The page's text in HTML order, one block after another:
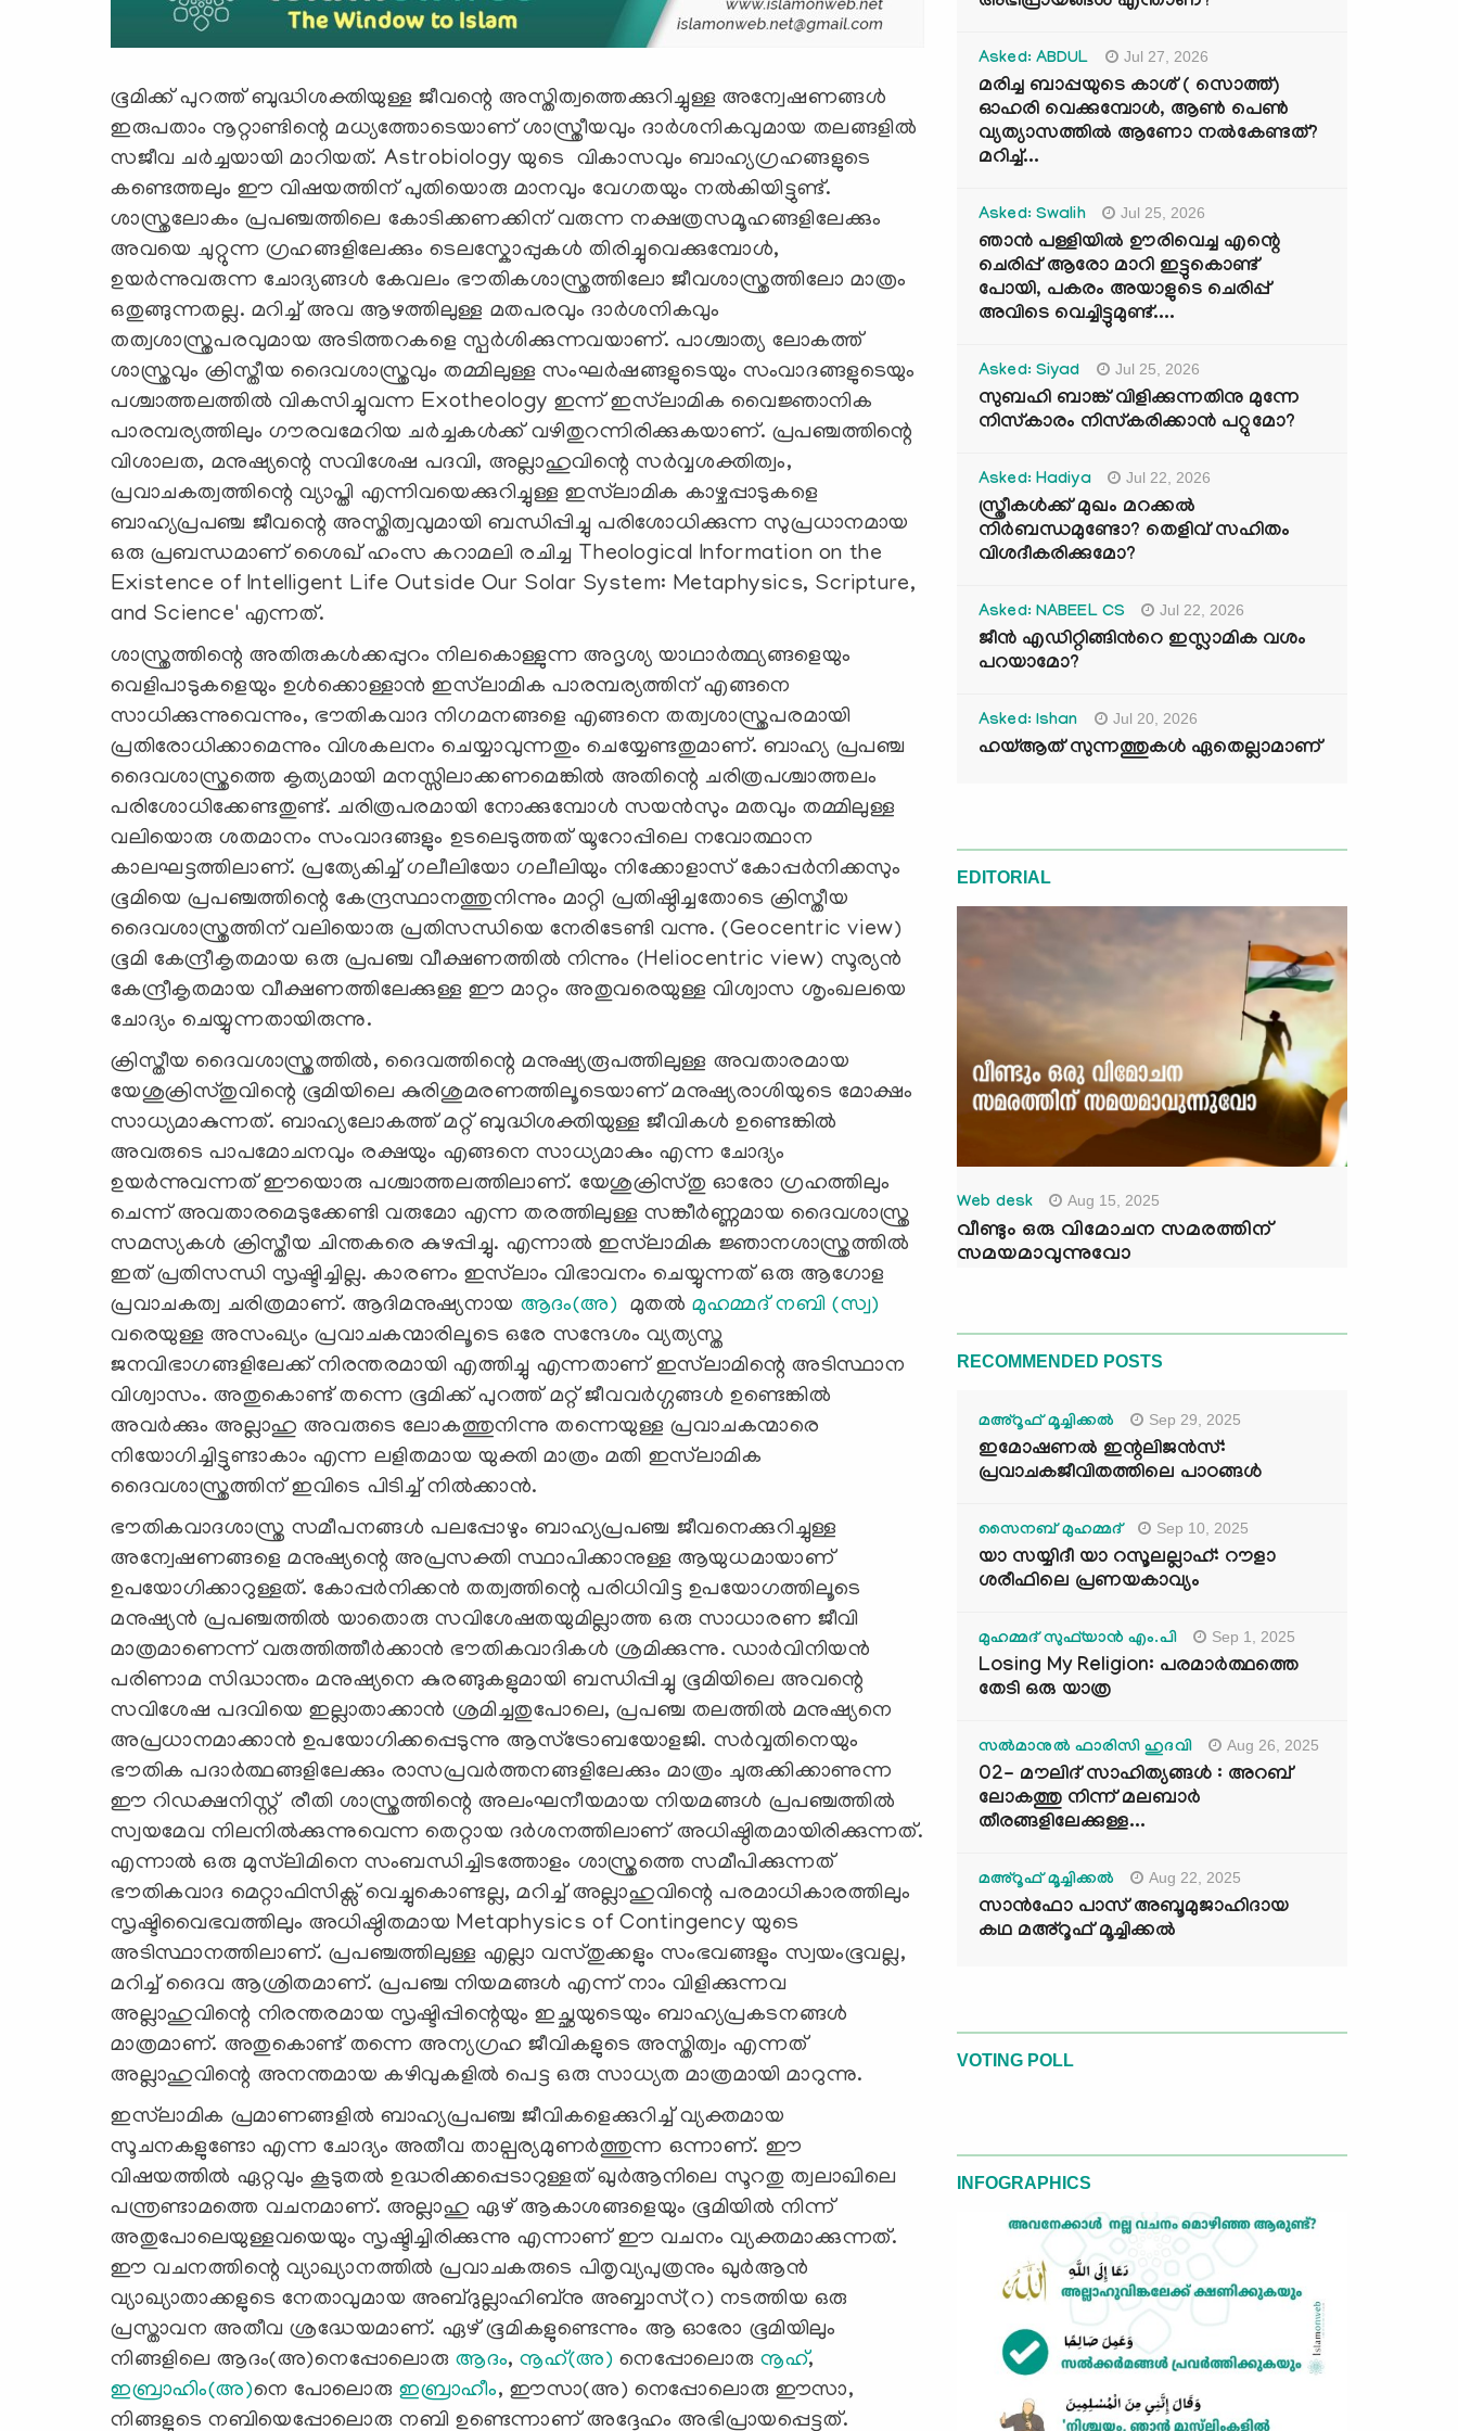
ഭൂമിക്ക് പുറത്ത് ബുദ്ധിശക്തിയുള്ള ജീവന്റെ അസ്തിത്വത്തെക്കുറിച്ചുള്ള അന്വേഷണങ്ങൾ
ഇരുപതാം നൂറ്റാണ്ടിന്റെ മധ്യത്തോടെയാണ് ശാസ്ത്രീയവും ദാർശനികവുമായ തലങ്ങളിൽ
സജീവ ചർച്ചയായി മാറിയത്. Astrobiology യുടെ വികാസവും ബാഹ്യഗ്രഹങ്ങളുടെ
കണ്ടെത്തലും ഈ വിഷയത്തിന് പുതിയൊരു മാനവും വേഗതയും നൽകിയിട്ടുണ്ട്.
ശാസ്ത്രലോകം പ്രപഞ്ചത്തിലെ കോടിക്കണക്കിന് വരുന്ന നക്ഷത്രസമൂഹങ്ങളിലേക്കും
അവയെ ചുറ്റുന്ന ഗ്രഹങ്ങളിലേക്കും ടെലസ്കോപ്പുകൾ തിരിച്ചുവെക്കുമ്പോൾ,
ഉയർന്നുവരുന്ന ചോദ്യങ്ങൾ കേവലം ഭൗതികശാസ്ത്രത്തിലോ ജീവശാസ്ത്രത്തിലോ മാത്രം
ഒതുങ്ങുന്നതല്ല. മറിച്ച് അവ ആഴത്തിലുള്ള മതപരവും ദാർശനികവും
തത്വശാസ്ത്രപരവുമായ അടിത്തറകളെ സ്പർശിക്കുന്നവയാണ്. പാശ്ചാത്യ ലോകത്ത്
ശാസ്ത്രവും ക്രിസ്തീയ ദൈവശാസ്ത്രവും തമ്മിലുള്ള സംഘർഷങ്ങളുടെയും സംവാദങ്ങളുടെയും
പശ്ചാത്തലത്തിൽ വികസിച്ചുവന്ന Exotheology ഇന്ന് ഇസ്‌ലാമിക വൈജ്ഞാനിക
പാരമ്പര്യത്തിലും ഗൗരവമേറിയ ചർച്ചകൾക്ക് വഴിതുറന്നിരിക്കുകയാണ്. പ്രപഞ്ചത്തിന്റെ
വിശാലത, മനുഷ്യന്റെ സവിശേഷ പദവി, അല്ലാഹുവിന്റെ സർവ്വശക്തിത്വം,
പ്രവാചകത്വത്തിന്റെ വ്യാപ്തി എന്നിവയെക്കുറിച്ചുള്ള ഇസ്‌ലാമിക കാഴ്ചപ്പാടുകളെ
ബാഹ്യപ്രപഞ്ച ജീവന്റെ അസ്തിത്വവുമായി ബന്ധിപ്പിച്ചു പരിശോധിക്കുന്ന സുപ്രധാനമായ
ഒരു പ്രബന്ധമാണ് ശൈഖ് ഹംസ കറാമലി രചിച്ച Theological Information on the
Existence of Intelligent Life Outside Our Solar System: Metaphysics, Scripture,
and Science' എന്നത്.
ശാസ്ത്രത്തിന്റെ അതിരുകൾക്കപ്പുറം നിലകൊള്ളുന്ന അദൃശ്യ യാഥാർത്ഥ്യങ്ങളെയും
വെളിപാടുകളെയും ഉൾക്കൊള്ളാൻ ഇസ്‌ലാമിക പാരമ്പര്യത്തിന് എങ്ങനെ
സാധിക്കുന്നുവെന്നും, ഭൗതികവാദ നിഗമനങ്ങളെ എങ്ങനെ തത്വശാസ്ത്രപരമായി
പ്രതിരോധിക്കാമെന്നും വിശകലനം ചെയ്യാവുന്നതും ചെയ്യേണ്ടതുമാണ്. ബാഹ്യ പ്രപഞ്ച
ദൈവശാസ്ത്രത്തെ കൃത്യമായി മനസ്സിലാക്കണമെങ്കിൽ അതിന്റെ ചരിത്രപശ്ചാത്തലം
പരിശോധിക്കേണ്ടതുണ്ട്. ചരിത്രപരമായി നോക്കുമ്പോൾ സയൻസും മതവും തമ്മിലുള്ള
വലിയൊരു ശതമാനം സംവാദങ്ങളും ഉടലെടുത്തത് യൂറോപ്പിലെ നവോത്ഥാന
കാലഘട്ടത്തിലാണ്. പ്രത്യേകിച്ച് ഗലീലിയോ ഗലീലിയും നിക്കോളാസ് കോപ്പർനിക്കസും
ഭൂമിയെ പ്രപഞ്ചത്തിന്റെ കേന്ദ്രസ്ഥാനത്തുനിന്നും മാറ്റി പ്രതിഷ്ഠിച്ചതോടെ ക്രിസ്തീയ
ദൈവശാസ്ത്രത്തിന് വലിയൊരു പ്രതിസന്ധിയെ നേരിടേണ്ടി വന്നു. (Geocentric view)
ഭൂമി കേന്ദ്രീകൃതമായ ഒരു പ്രപഞ്ച വീക്ഷണത്തിൽ നിന്നും (Heliocentric view) സൂര്യൻ
കേന്ദ്രീകൃതമായ വീക്ഷണത്തിലേക്കുള്ള ഈ മാറ്റം അതുവരെയുള്ള വിശ്വാസ ശൃംഖലയെ
ചോദ്യം ചെയ്യുന്നതായിരുന്നു.
ക്രിസ്തീയ ദൈവശാസ്ത്രത്തിൽ, ദൈവത്തിന്റെ മനുഷ്യരൂപത്തിലുള്ള അവതാരമായ
യേശുക്രിസ്തുവിന്റെ ഭൂമിയിലെ കുരിശുമരണത്തിലൂടെയാണ് മനുഷ്യരാശിയുടെ മോക്ഷം
സാധ്യമാകുന്നത്. ബാഹ്യലോകത്ത് മറ്റ് ബുദ്ധിശക്തിയുള്ള ജീവികൾ ഉണ്ടെങ്കിൽ
അവരുടെ പാപമോചനവും രക്ഷയും എങ്ങനെ സാധ്യമാകും എന്ന ചോദ്യം
ഉയർന്നുവന്നത് ഈയൊരു പശ്ചാത്തലത്തിലാണ്. യേശുക്രിസ്തു ഓരോ ഗ്രഹത്തിലും
ചെന്ന് അവതാരമെടുക്കേണ്ടി വരുമോ എന്ന തരത്തിലുള്ള സങ്കീർണ്ണമായ ദൈവശാസ്ത്ര
സമസ്യകൾ ക്രിസ്തീയ ചിന്തകരെ കുഴപ്പിച്ചു. എന്നാൽ ഇസ്‌ലാമിക ജ്ഞാനശാസ്ത്രത്തിൽ
ഇത് പ്രതിസന്ധി സൃഷ്ടിച്ചില്ല. കാരണം ഇസ്‌ലാം വിഭാവനം ചെയ്യുന്നത് ഒരു ആഗോള
പ്രവാചകത്വ ചരിത്രമാണ്. ആദിമനുഷ്യനായ ആദം(അ) മുതൽമുഹമ്മദ് നബി (സ്വ)
വരെയുള്ള അസംഖ്യം പ്രവാചകന്മാരിലൂടെ ഒരേ സന്ദേശം വ്യത്യസ്ത
ജനവിഭാഗങ്ങളിലേക്ക് നിരന്തരമായി എത്തിച്ചു എന്നതാണ് ഇസ്‌ലാമിന്റെ അടിസ്ഥാന
വിശ്വാസം. അതുകൊണ്ട് തന്നെ ഭൂമിക്ക് പുറത്ത് മറ്റ് ജീവവർഗ്ഗങ്ങൾ ഉണ്ടെങ്കിൽ
അവർക്കും അല്ലാഹു അവരുടെ ലോകത്തുനിന്നു തന്നെയുള്ള പ്രവാചകന്മാരെ
നിയോഗിച്ചിട്ടുണ്ടാകാം എന്ന ലളിതമായ യുക്തി മാത്രം മതി ഇസ്‌ലാമിക
ദൈവശാസ്ത്രത്തിന് ഇവിടെ പിടിച്ച് നില്‍ക്കാന്‍.
ഭൗതികവാദശാസ്ത്ര സമീപനങ്ങൾ പലപ്പോഴും ബാഹ്യപ്രപഞ്ച ജീവനെക്കുറിച്ചുള്ള
അന്വേഷണങ്ങളെ മനുഷ്യന്റെ അപ്രസക്തി സ്ഥാപിക്കാനുള്ള ആയുധമായാണ്
ഉപയോഗിക്കാറുള്ളത്. കോപ്പർനിക്കൻ തത്വത്തിന്റെ പരിധിവിട്ട ഉപയോഗത്തിലൂടെ
മനുഷ്യൻ പ്രപഞ്ചത്തിൽ യാതൊരു സവിശേഷതയുമില്ലാത്ത ഒരു സാധാരണ ജീവി
മാത്രമാണെന്ന് വരുത്തിത്തീർക്കാൻ ഭൗതികവാദികൾ ശ്രമിക്കുന്നു. ഡാർവിനിയൻ
പരിണാമ സിദ്ധാന്തം മനുഷ്യനെ കുരങ്ങുകളുമായി ബന്ധിപ്പിച്ചു ഭൂമിയിലെ അവന്റെ
സവിശേഷ പദവിയെ ഇല്ലാതാക്കാൻ ശ്രമിച്ചതുപോലെ, പ്രപഞ്ച തലത്തിൽ മനുഷ്യനെ
അപ്രധാനമാക്കാൻ ഉപയോഗിക്കപ്പെടുന്നു ആസ്ട്രോബയോളജി. സർവ്വതിനെയും
ഭൗതിക പദാർത്ഥങ്ങളിലേക്കും രാസപ്രവർത്തനങ്ങളിലേക്കും മാത്രം ചുരുക്കിക്കാണുന്ന
ഈ റിഡക്ഷനിസ്റ്റ് രീതി ശാസ്ത്രത്തിന്റെ അലംഘനീയമായ നിയമങ്ങൾ പ്രപഞ്ചത്തിൽ
സ്വയമേവ നിലനിൽക്കുന്നുവെന്ന തെറ്റായ ദർശനത്തിലാണ് അധിഷ്ഠിതമായിരിക്കുന്നത്.
എന്നാൽ ഒരു മുസ്‌ലിമിനെ സംബന്ധിച്ചിടത്തോളം ശാസ്ത്രത്തെ സമീപിക്കുന്നത്
ഭൗതികവാദ മെറ്റാഫിസിക്സ് വെച്ചുകൊണ്ടല്ല, മറിച്ച് അല്ലാഹുവിന്റെ പരമാധികാരത്തിലും
സൃഷ്ടിവൈഭവത്തിലും അധിഷ്ഠിതമായ Metaphysics of Contingency യുടെ
അടിസ്ഥാനത്തിലാണ്. പ്രപഞ്ചത്തിലുള്ള എല്ലാ വസ്തുക്കളും സംഭവങ്ങളും സ്വയംഭൂവല്ല,
മറിച്ച് ദൈവ ആശ്രിതമാണ്. പ്രപഞ്ച നിയമങ്ങൾ എന്ന് നാം വിളിക്കുന്നവ
അല്ലാഹുവിന്റെ നിരന്തരമായ സൃഷ്ടിപ്പിന്റെയും ഇച്ഛയുടെയും ബാഹ്യപ്രകടനങ്ങൾ
മാത്രമാണ്. അതുകൊണ്ട് തന്നെ അന്യഗ്രഹ ജീവികളുടെ അസ്തിത്വം എന്നത്
അല്ലാഹുവിന്റെ അനന്തമായ കഴിവുകളിൽ പെട്ട ഒരു സാധ്യത മാത്രമായി മാറുന്നു.
ഇസ്‌ലാമിക പ്രമാണങ്ങളിൽ ബാഹ്യപ്രപഞ്ച ജീവികളെക്കുറിച്ച് വ്യക്തമായ
സൂചനകളുണ്ടോ എന്ന ചോദ്യം അതീവ താല്പര്യമുണർത്തുന്ന ഒന്നാണ്. ഈ
വിഷയത്തിൽ ഏറ്റവും കൂടുതൽ ഉദ്ധരിക്കപ്പെടാറുള്ളത് ഖുർആനിലെ സൂറതു ത്വലാഖിലെ
പന്ത്രണ്ടാമത്തെ വചനമാണ്. അല്ലാഹു ഏഴ് ആകാശങ്ങളെയും ഭൂമിയിൽ നിന്ന്
അതുപോലെയുള്ളവയെയും സൃഷ്ടിച്ചിരിക്കുന്നു എന്നാണ് ഈ വചനം വ്യക്തമാക്കുന്നത്.
ഈ വചനത്തിന്റെ വ്യാഖ്യാനത്തിൽ പ്രവാചകരുടെ പിതൃവ്യപുത്രനും ഖുർആൻ
വ്യാഖ്യാതാക്കളുടെ നേതാവുമായ അബ്ദുല്ലാഹിബ്നു അബ്ബാസ്(റ) നടത്തിയ ഒരു
പ്രസ്താവന അതീവ ശ്രദ്ധേയമാണ്. ഏഴ് ഭൂമികളുണ്ടെന്നും ആ ഓരോ ഭൂമിയിലും
നിങ്ങളിലെ ആദം(അ)നെപ്പോലൊരുആദം,നൂഹ്(അ) നെപ്പോലൊരുനൂഹ്,
ഇബ്രാഹിം(അ)നെ പോലൊരുഇബ്രാഹീം, ഈസാ(അ) നെപ്പോലൊരു ഈസാ,
നിങ്ങളുടെ നബിയെപ്പോലൊരു നബി ഉണ്ടെന്നാണ് അദ്ദേഹം അഭിപ്രായപ്പെട്ടത്.
Asked: ABDUL Jul 27, 2026
മരിച്ച ബാപ്പയുടെ കാശ് ( സൊത്ത്)
ഓഹരി വെക്കുമ്പോൾ, ആണ്‍ പെണ്‍
വ്യത്യാസത്തില്‍ ആണോ നല്‍കേണ്ടത്?
മറിച്ച്...
Asked: Swalih Jul 25, 2026
ഞാൻ പള്ളിയിൽ ഊരിവെച്ച എന്റെ
ചെരിപ്പ് ആരോ മാറി ഇട്ടുകൊണ്ട്
പോയി, പകരം അയാളുടെ ചെരിപ്പ്
അവിടെ വെച്ചിട്ടുമുണ്ട്....
Asked: Siyad Jul 25, 2026
സുബഹി ബാങ്ക് വിളിക്കുന്നതിനു മുന്നേ
നിസ്കാരം നിസ്കരിക്കാൻ പറ്റുമോ?
Asked: Hadiya Jul 22, 2026
സ്ത്രീകൾക്ക് മുഖം മറക്കൽ
നിർബന്ധമുണ്ടോ? തെളിവ് സഹിതം
വിശദീകരിക്കുമോ?
Asked: NABEEL CS Jul 22, 2026
ജീൻ എഡിറ്റിങ്ങിന്‍റെ ഇസ്ലാമിക വശം
പറയാമോ?
Asked: Ishan Jul 20, 2026
ഹയ്ആത് സുന്നത്തുകൾ ഏതെല്ലാമാണ്
EDITORIAL
Web desk Aug 15, 2025
വീണ്ടും ഒരു വിമോചന സമരത്തിന്
സമയമാവുന്നുവോ
RECOMMENDED POSTS
മഅ്റൂഫ് മൂച്ചിക്കല്‍ Sep 29, 2025
ഇമോഷണൽ ഇന്റലിജൻസ്:
പ്രവാചകജീവിതത്തിലെ പാഠങ്ങൾ
സൈനബ് മുഹമ്മദ് Sep 10, 2025
യാ സയ്യിദീ യാ റസൂലല്ലാഹ്: റൗളാ
ശരീഫിലെ പ്രണയകാവ്യം
മുഹമ്മദ് സുഫ്‌യാൻ എം.പി Sep 1, 2025
Losing My Religion: പരമാർത്ഥത്തെ
തേടി ഒരു യാത്ര
സൽമാനുൽ ഫാരിസി ഹുദവി Aug 26, 2025
02- മൗലിദ് സാഹിത്യങ്ങൾ : അറബ്
ലോകത്തു നിന്ന് മലബാർ
തീരങ്ങളിലേക്കുള്ള...
മഅ്റൂഫ് മൂച്ചിക്കല്‍ Aug 22, 2025
സാൻഫോ പാസ് അബൂമുജാഹിദായ
കഥ മഅ്റൂഫ് മൂച്ചിക്കല്‍
VOTING POLL
INFOGRAPHICS